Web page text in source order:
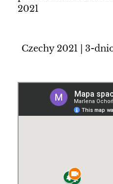
2021
Czechy 2021 | 3-